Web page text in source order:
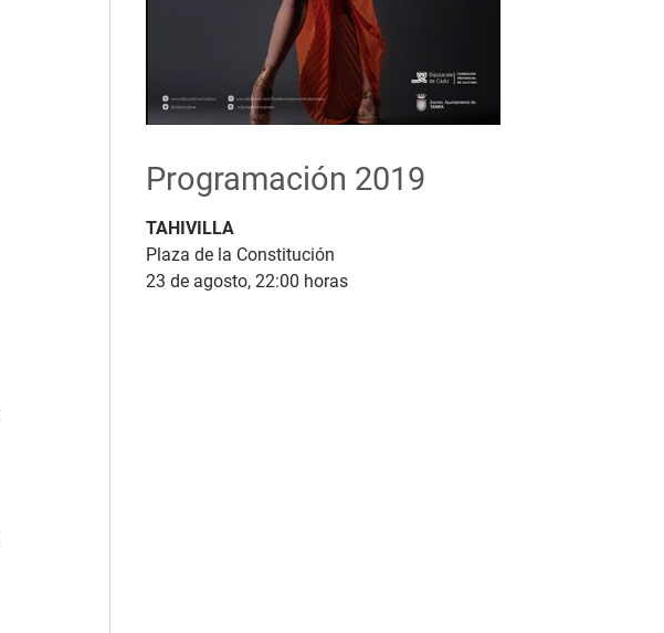
Programación 2019
TAHIVILLA
Plaza de la Constitución
23 de agosto, 22:00 horas